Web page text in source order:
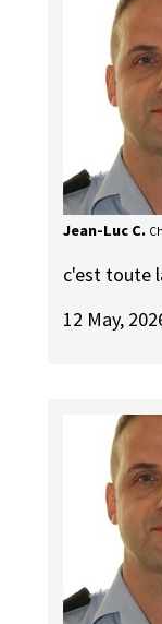
Jean-Luc C.
c'est toute
12 May,